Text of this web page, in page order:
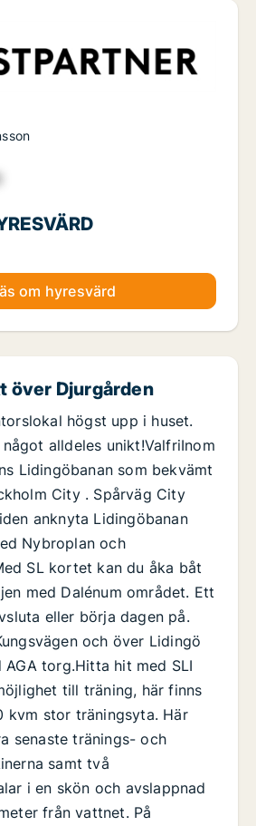
om hyresvärd
över Djurgården
högst upp i huset.
alldeles unikt!ValfriInom
Lidingöbanan som bekvämt
City . Spårväg City
anknyta Lidingöbanan
Nybroplan och
SL kortet kan du åka båt
med Dalénum området. Ett
eller börja dagen på.
och över Lidingö
AGA torg.Hitta hit med SLI
till träning, här finns
kvm stor träningsyta. Här
senaste tränings- och
samt två
i en skön och avslappnad
från vattnet. På